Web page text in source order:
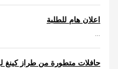
اعلان هام للطلبة
...
حافلات متطورة من طراز